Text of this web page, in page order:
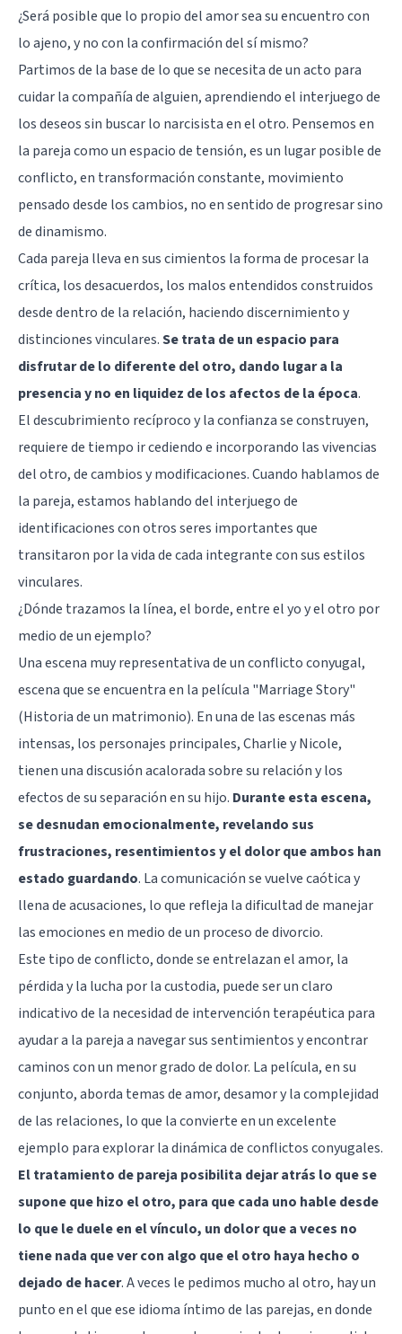
¿Será posible que lo propio del amor sea su encuentro con
lo ajeno, y no con la confirmación del sí mismo?
Partimos de la base de lo que se necesita de un acto para
cuidar la compañía de alguien, aprendiendo el interjuego de
los deseos sin buscar lo narcisista en el otro. Pensemos en
la pareja como un espacio de tensión, es un lugar posible de
conflicto, en transformación constante, movimiento
pensado desde los cambios, no en sentido de progresar sino
de dinamismo.
Cada pareja lleva en sus cimientos la forma de procesar la
crítica, los desacuerdos, los malos entendidos construidos
desde dentro de la relación, haciendo discernimiento y
distinciones vinculares.Se trata de un espacio para
disfrutar de lo diferente del otro, dando lugar a la
presencia y no en liquidez de los afectos de la época.
El descubrimiento recíproco y la confianza se construyen,
requiere de tiempo ir cediendo e incorporando las vivencias
del otro, de cambios y modificaciones. Cuando hablamos de
la pareja, estamos hablando del interjuego de
identificaciones con otros seres importantes que
transitaron por la vida de cada integrante con sus estilos
vinculares.
¿Dónde trazamos la línea, el borde, entre el yo y el otro por
medio de un ejemplo?
Una escena muy representativa de un conflicto conyugal,
escena que se encuentra en la película "Marriage Story"
(Historia de un matrimonio). En una de las escenas más
intensas, los personajes principales, Charlie y Nicole,
tienen una discusión acalorada sobre su relación y los
efectos de su separación en su hijo. Durante esta escena,
se desnudan emocionalmente, revelando sus
frustraciones, resentimientos y el dolor que ambos han
estado guardando. La comunicación se vuelve caótica y
llena de acusaciones, lo que refleja la dificultad de manejar
las emociones en medio de un proceso de divorcio.
Este tipo de conflicto, donde se entrelazan el amor, la
pérdida y la lucha por la custodia, puede ser un claro
indicativo de la necesidad de intervención terapéutica para
ayudar a la pareja a navegar sus sentimientos y encontrar
caminos con un menor grado de dolor. La película, en su
conjunto, aborda temas de amor, desamor y la complejidad
de las relaciones, lo que la convierte en un excelente
ejemplo para explorar la dinámica de conflictos conyugales.
El tratamiento de pareja posibilita dejar atrás lo que se
supone que hizo el otro, para que cada uno hable desde
lo que le duele en el vínculo, un dolor que a veces no
tiene nada que ver con algo que el otro haya hecho o
dejado de hacer. A veces le pedimos mucho al otro, hay un
punto en el que ese idioma íntimo de las parejas, en donde